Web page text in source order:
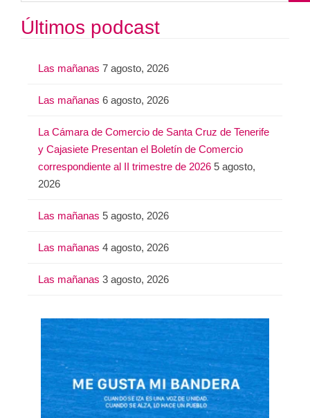
u
sÚltimos podcast
Las mañanas 7 agosto, 2026
Las mañanas 6 agosto, 2026
La Cámara de Comercio de Santa Cruz de Tenerife
y Cajasiete Presentan el Boletín de Comercio
correspondiente al II trimestre de 2026 5 agosto,
2026
Las mañanas 5 agosto, 2026
Las mañanas 4 agosto, 2026
Las mañanas 3 agosto, 2026